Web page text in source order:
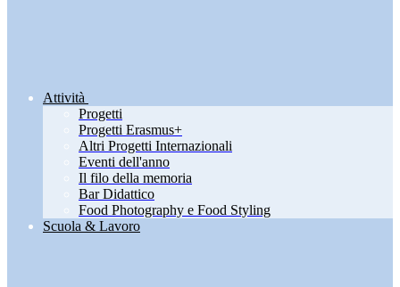
Attività
Progetti
Progetti Erasmus+
Altri Progetti Internazionali
Eventi dell'anno
Il filo della memoria
Bar Didattico
Food Photography e Food Styling
Scuola & Lavoro